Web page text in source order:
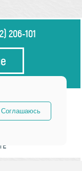
206-101
Соглашаюсь